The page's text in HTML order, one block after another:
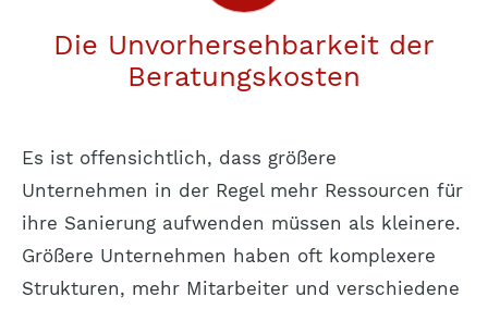
Die Unvorhersehbarkeit der
Beratungskosten
Es ist offensichtlich, dass größere
Unternehmen in der Regel mehr Ressourcen für
ihre Sanierung aufwenden müssen als kleinere.
Größere Unternehmen haben oft komplexere
Strukturen, mehr Mitarbeiter und verschiedene